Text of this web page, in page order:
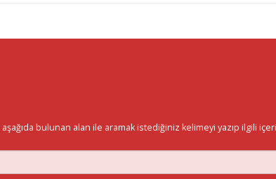
bulunan alan ile aramak istediğiniz kelimeyi yazıp ilgili